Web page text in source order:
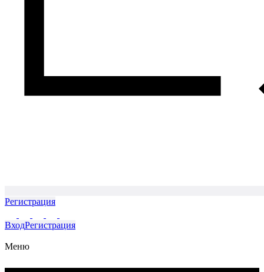
Регистрация
ВходРегистрация
Меню